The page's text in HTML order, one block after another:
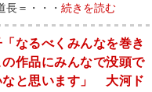
長＝・・・ 続きを読む
なるべくみんなを巻き
作品にみんなで没頭で
なと思います」 大河ド